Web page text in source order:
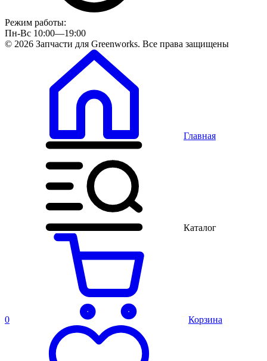
Режим работы:
Пн-Вс 10:00—19:00
© 2026 Запчасти для Greenworks. Все права защищены
Главная
Каталог
0 Корзина